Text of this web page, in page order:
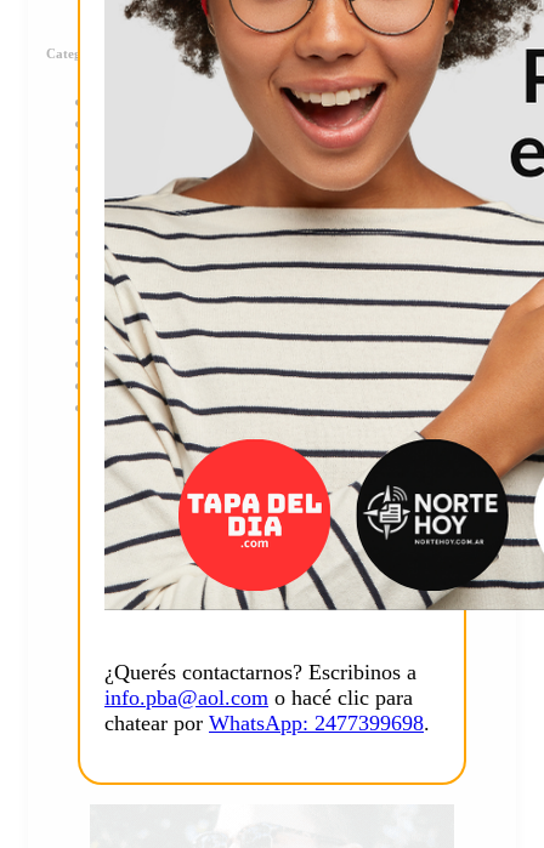
¿Querés contactarnos? Escribinos a
info.pba@aol.com o hacé clic para
chatear por WhatsApp: 2477399698.
Categorias
Douglas
Fútbol
Fútbol local
Liga infantil de fútbol
Natación
Pádel
Patín
Rugby
MMA
Voley